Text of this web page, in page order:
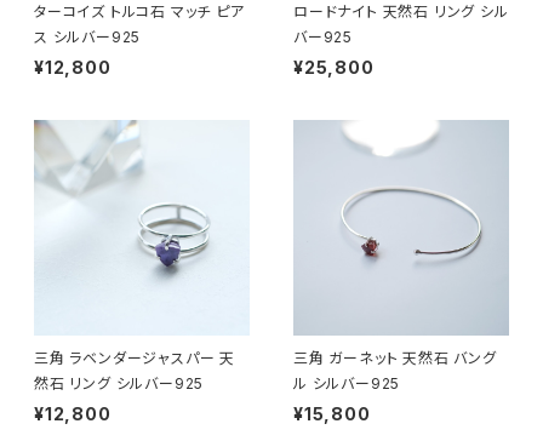
ターコイズ トルコ石 マッチ ピア
ス シルバー925
¥12,800
ロードナイト 天然石 リング シル
バー925
¥25,800
三角 ラベンダージャスパー 天
然石 リング シルバー925
¥12,800
三角 ガーネット 天然石 バング
ル シルバー925
¥15,800